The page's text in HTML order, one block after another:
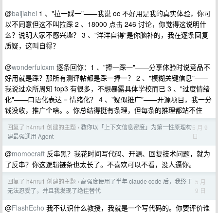
@baijiahei 1 、"拉一踩一"——我说 oc 不好用是我的真实体验，你可
以不同意但这不叫拉踩 2 、18000 点击 246 讨论，你觉得这说明什
么？说明大家不感兴趣？ 3 、"洋洋自得"是你脑补的，我在逐条回复
质疑，这叫自得？
@wonderfulcxm 逐条回你：1 、"捧一踩一"——分享体验时说竞品不
好用就是踩？那所有测评帖都是踩一捧一？ 2 、"模糊关键信息"——
我说过众所周知 top3 有很多，不想暴露具体学校而已 3 、"过度情绪
化"——口语化表达 = 情绪化？ 4 、"疑似推广"——开源项目，我一分
钱没收，推广个啥。。你总结得挺有条理，但每条的推理都站不住
回复了 h4nru1 创建的主题 › 教你以「上下文信息密度」为第一性原理构
建最强通用 Agent
5 月 9
日
@momocraft 反串黑？我花时间写代码、开源、回复技术问题，就为
了反串？你这逻辑链条也太长了。不喜欢可以不看，没人逼你。
回复了 h4nru1 创建的主题 › 高强度使用了半年 claude code 后，我终于
无法忍受了，并且我发现了绝佳替代
5 月
9 日
@FlashEcho 我不认识什么教授，我就是一个写代码的。你要评价谁